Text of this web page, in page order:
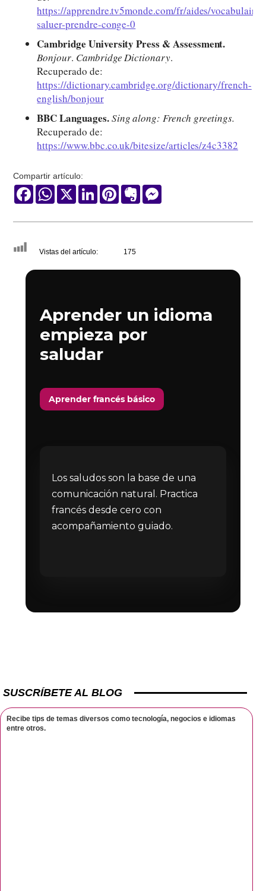
https://apprendre.tv5monde.com/fr/aides/vocabulaire-
saluer-prendre-conge-0
Cambridge University Press & Assessment.
Bonjour. Cambridge Dictionary.
Recuperado de:
https://dictionary.cambridge.org/dictionary/french-
english/bonjour
BBC Languages.Sing along: French greetings.
Recuperado de:
https://www.bbc.co.uk/bitesize/articles/z4c3382
Compartir artículo:
FacebookWhatsApp
X LinkedInPinterestEvernote
Vistas del artículo: 175
Aprender un idioma
empieza por
saludar
Aprender francés básico
Los saludos son la base de una
comunicación natural. Practica
francés desde cero con
acompañamiento guiado.
SUSCRÍBETE AL BLOG
Recibe tips de temas diversos como tecnología, negocios e idiomas
entre otros.